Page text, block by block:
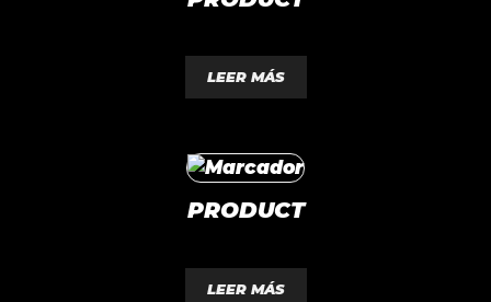
0
d
e
5
LEER MÁS
PRODUCT
0
d
LEER MÁS